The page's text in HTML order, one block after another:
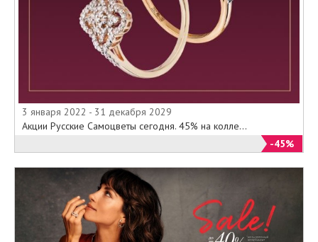
3 января 2022 - 31 декабря 2029
Акции Русские Самоцветы сегодня. 45% на колле...
-45%